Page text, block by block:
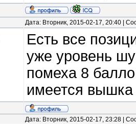
Дата: Вторник, 2015-02-17, 20:40 |
Есть все
уже уровень
помеха 8
имеется вышка
Дата: Вторник, 2015-02-17, 23:28 |